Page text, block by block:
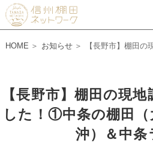
HOME お知らせ 【長野市】棚田
【長野市】棚田の現
した！①中条の棚田（
沖）＆中条